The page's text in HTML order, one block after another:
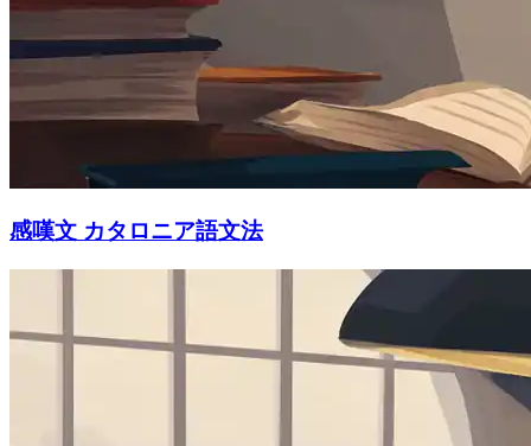
感嘆文 カタロニア語文法